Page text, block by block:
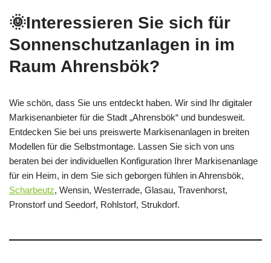
🌞Interessieren Sie sich für
Sonnenschutzanlagen in im
Raum Ahrensbök?
Wie schön, dass Sie uns entdeckt haben. Wir sind Ihr digitaler
Markisenanbieter für die Stadt „Ahrensbök“ und bundesweit.
Entdecken Sie bei uns preiswerte Markisenanlagen in breiten
Modellen für die Selbstmontage. Lassen Sie sich von uns
beraten bei der individuellen Konfiguration Ihrer Markisenanlage
für ein Heim, in dem Sie sich geborgen fühlen in Ahrensbök,
Scharbeutz, Wensin, Westerrade, Glasau, Travenhorst,
Pronstorf und Seedorf, Rohlstorf, Strukdorf.